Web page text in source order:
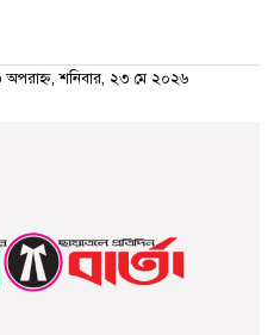
শনিবার, ২৩ মে ২০২৬